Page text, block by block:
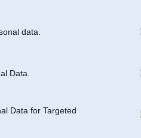
data.
Data.
Data for Targeted